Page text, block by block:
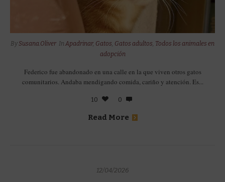
By Susana.Oliver In Apadrinar, Gatos, Gatos adultos, Todos los animales en
adopción
Federico fue abandonado en una calle en la que viven otros gatos
comunitarios. Andaba mendigando comida, cariño y atención. Es...
10 0
Read More
12/04/2026